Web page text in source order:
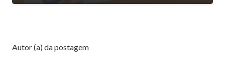
Autor (a) da postagem